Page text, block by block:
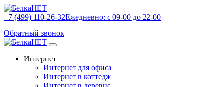
+7 (499) 110-26-32Ежедневно: с 09-00 до 22-00
Обратный звонок
Интернет
Интернет для офиса
Интернет в коттедж
Интернет в деревне